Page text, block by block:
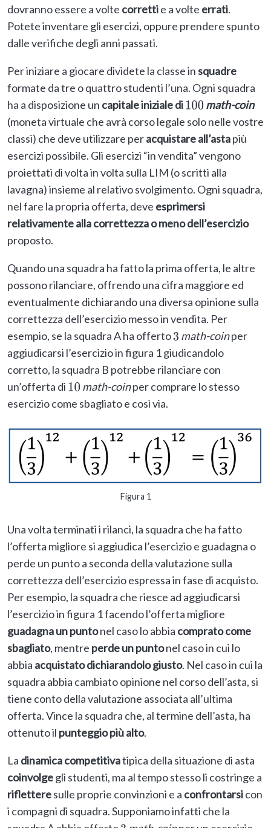
dovranno essere a volte correttie a volte errati.
Potete inventare gli esercizi, oppure prendere spunto
dalle verifiche degli anni passati.
Per iniziare a giocare dividete la classe insquadre
formate da tre o quattro studenti l’una. Ogni squadra
ha a disposizione un capitale iniziale di100 math-coin
(moneta virtuale che avrà corso legale solo nelle vostre
classi) che deve utilizzare peracquistare all’astapiù
esercizi possibile. Gli esercizi “in vendita” vengono
proiettati di volta in volta sulla LIM (o scritti alla
lavagna) insieme al relativo svolgimento. Ogni squadra,
nel fare la propria offerta, deve esprimersi
relativamente alla correttezza o meno dell’esercizio
proposto.
Quando una squadra ha fatto la prima offerta, le altre
possono rilanciare, offrendo una cifra maggiore ed
eventualmente dichiarando una diversa opinione sulla
correttezza dell’esercizio messo in vendita. Per
esempio, se la squadra A ha offerto3 math-coinper
aggiudicarsi l’esercizio in figura 1 giudicandolo
corretto, la squadra B potrebbe rilanciare con
un’offerta di 10 math-coinper comprare lo stesso
esercizio come sbagliato e così via.
Figura 1
Una volta terminati i rilanci, la squadra che ha fatto
l’offerta migliore si aggiudica l’esercizio e guadagna o
perde un punto a seconda della valutazione sulla
correttezza dell’esercizio espressa in fase di acquisto.
Per esempio, la squadra che riesce ad aggiudicarsi
l’esercizio in figura 1 facendo l’offerta migliore
guadagna un puntonel caso lo abbia comprato come
sbagliato, mentre perde un puntonel caso in cui lo
abbia acquistato dichiarandolo giusto. Nel caso in cui la
squadra abbia cambiato opinione nel corso dell’asta, si
tiene conto della valutazione associata all’ultima
offerta. Vince la squadra che, al termine dell’asta, ha
ottenuto il punteggio più alto.
La dinamica competitivatipica della situazione di asta
coinvolgegli studenti, ma al tempo stesso li costringe a
rifletteresulle proprie convinzioni e a confrontarsicon
i compagni di squadra. Supponiamo infatti che la